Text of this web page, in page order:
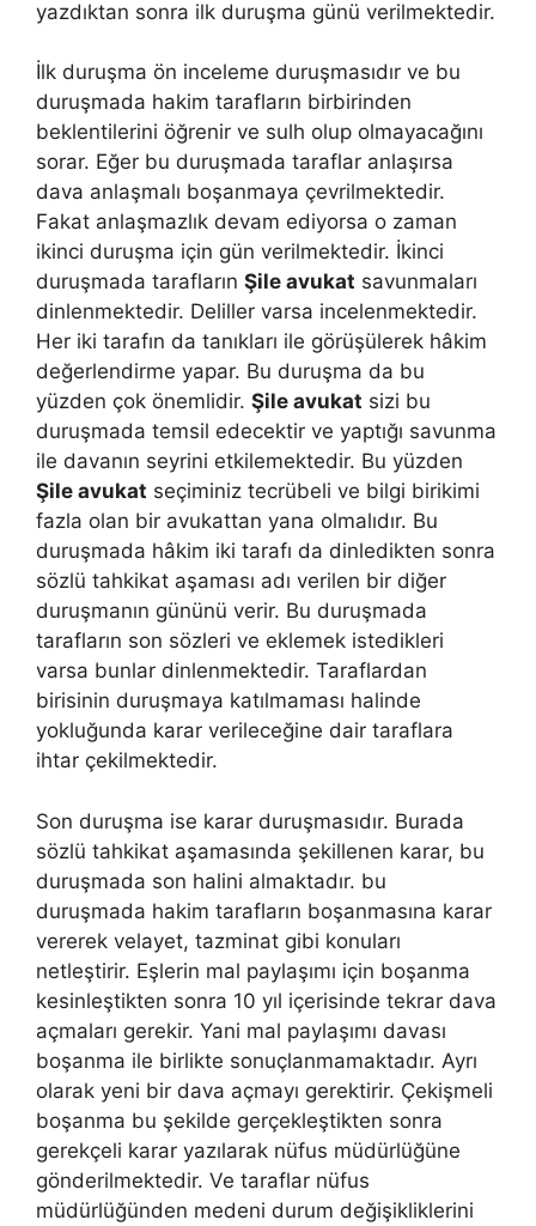
yazdıktan sonra ilk duruşma günü verilmektedir.
İlk duruşma ön inceleme duruşmasıdır ve bu
duruşmada hakim tarafların birbirinden
beklentilerini öğrenir ve sulh olup olmayacağını
sorar. Eğer bu duruşmada taraflar anlaşırsa
dava anlaşmalı boşanmaya çevrilmektedir.
Fakat anlaşmazlık devam ediyorsa o zaman
ikinci duruşma için gün verilmektedir. İkinci
duruşmada tarafların Şile avukat savunmaları
dinlenmektedir. Deliller varsa incelenmektedir.
Her iki tarafın da tanıkları ile görüşülerek hâkim
değerlendirme yapar. Bu duruşma da bu
yüzden çok önemlidir. Şile avukat sizi bu
duruşmada temsil edecektir ve yaptığı savunma
ile davanın seyrini etkilemektedir. Bu yüzden
Şile avukat seçiminiz tecrübeli ve bilgi birikimi
fazla olan bir avukattan yana olmalıdır. Bu
duruşmada hâkim iki tarafı da dinledikten sonra
sözlü tahkikat aşaması adı verilen bir diğer
duruşmanın gününü verir. Bu duruşmada
tarafların son sözleri ve eklemek istedikleri
varsa bunlar dinlenmektedir. Taraflardan
birisinin duruşmaya katılmaması halinde
yokluğunda karar verileceğine dair taraflara
ihtar çekilmektedir.
Son duruşma ise karar duruşmasıdır. Burada
sözlü tahkikat aşamasında şekillenen karar, bu
duruşmada son halini almaktadır. bu
duruşmada hakim tarafların boşanmasına karar
vererek velayet, tazminat gibi konuları
netleştirir. Eşlerin mal paylaşımı için boşanma
kesinleştikten sonra 10 yıl içerisinde tekrar dava
açmaları gerekir. Yani mal paylaşımı davası
boşanma ile birlikte sonuçlanmamaktadır. Ayrı
olarak yeni bir dava açmayı gerektirir. Çekişmeli
boşanma bu şekilde gerçekleştikten sonra
gerekçeli karar yazılarak nüfus müdürlüğüne
gönderilmektedir. Ve taraflar nüfus
müdürlüğünden medeni durum değişikliklerini